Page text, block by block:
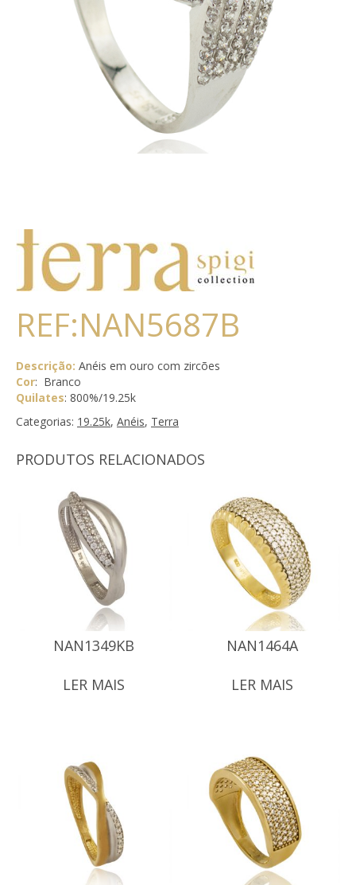
REF:NAN5687B
Descrição: Anéis em ouro com zircões
Cor: Branco
Quilates: 800%/19.25k
Categorias: 19.25k, Anéis, Terra
PRODUTOS RELACIONADOS
NAN1349KB
LER MAIS
NAN1464A
LER MAIS